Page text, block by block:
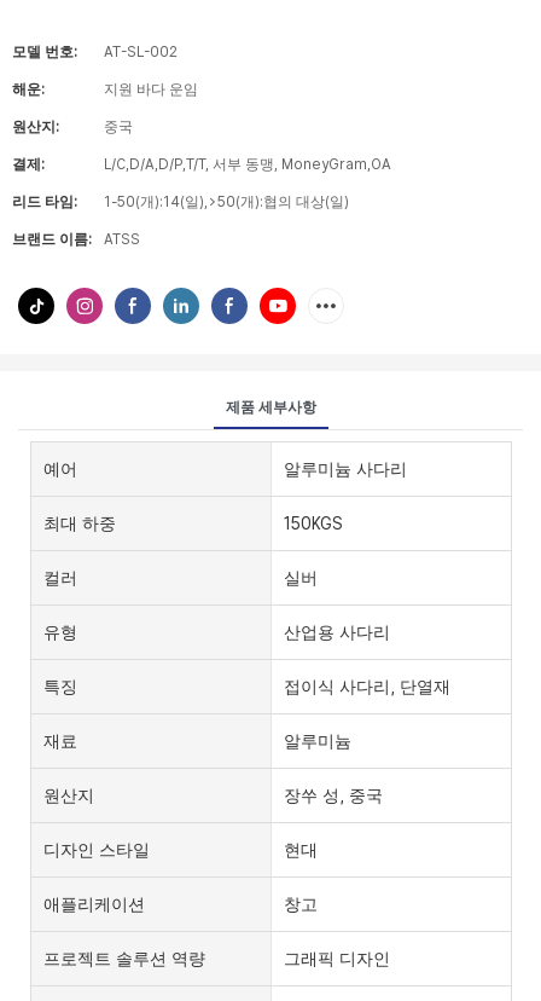
모델 번호: AT-SL-002
해운: 지원 바다 운임
원산지: 중국
결제: L/C,D/A,D/P,T/T, 서부 동맹, MoneyGram,OA
리드 타임: 1-50(개):14(일),>50(개):협의 대상(일)
브랜드 이름: ATSS
제품 세부사항
예어 알루미늄 사다리
최대 하중 150KGS
컬러 실버
유형 산업용 사다리
특징 접이식 사다리, 단열재
재료 알루미늄
원산지 장쑤 성, 중국
디자인 스타일 현대
애플리케이션 창고
프로젝트 솔루션 역량 그래픽 디자인